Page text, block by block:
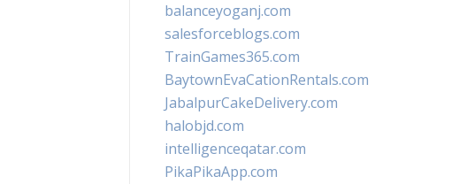
balanceyoganj.com
salesforceblogs.com
TrainGames365.com
BaytownEvaCationRentals.com
JabalpurCakeDelivery.com
halobjd.com
intelligenceqatar.com
PikaPikaApp.com